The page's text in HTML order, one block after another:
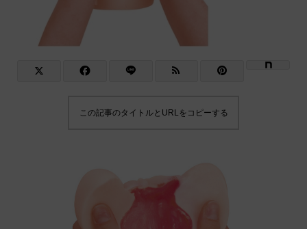
この記事のタイトルとURLをコピーする